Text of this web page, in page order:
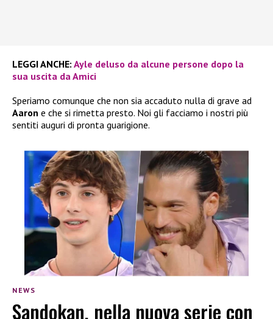
LEGGI ANCHE: Ayle deluso da alcune persone dopo la
sua uscita da Amici
Speriamo comunque che non sia accaduto nulla di grave ad
Aaron e che si rimetta presto. Noi gli facciamo i nostri più
sentiti auguri di pronta guarigione.
NEWS
Sandokan, nella nuova serie con